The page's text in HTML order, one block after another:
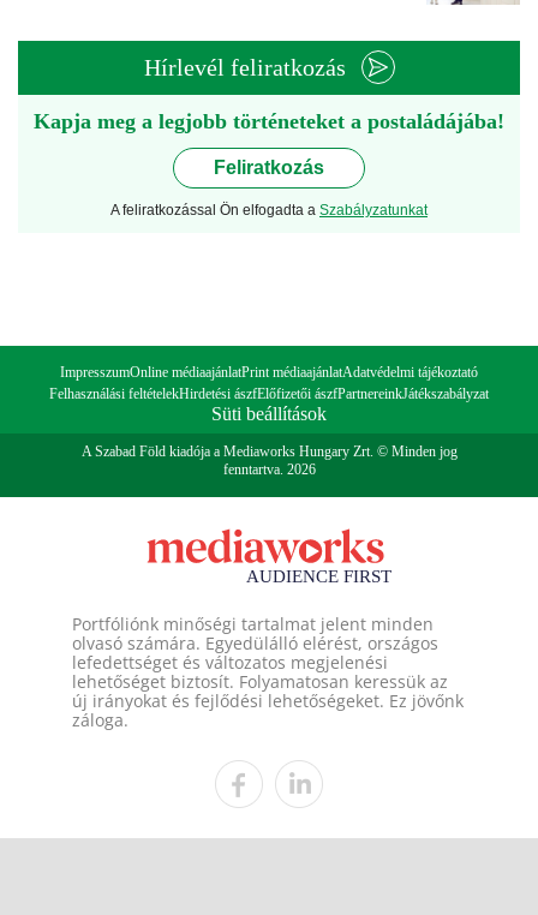
Hírlevél feliratkozás
Kapja meg a legjobb történeteket a postaládájába!
Feliratkozás
A feliratkozással Ön elfogadta a Szabályzatunkat
ImpresszumOnline médiaajánlatPrint médiaajánlatAdatvédelmi tájékoztató
Felhasználási feltételekHirdetési ászfElőfizetői ászfPartnereinkJátékszabályzat
Süti beállítások
A Szabad Föld kiadója a Mediaworks Hungary Zrt. © Minden jog
fenntartva. 2026
Portfóliónk minőségi tartalmat jelent minden
olvasó számára. Egyedülálló elérést, országos
lefedettséget és változatos megjelenési
lehetőséget biztosít. Folyamatosan keressük az
új irányokat és fejlődési lehetőségeket. Ez jövőnk
záloga.